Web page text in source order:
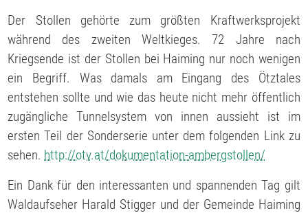
Der Stollen gehörte zum größten Kraftwerksprojekt
während des zweiten Weltkieges. 72 Jahre nach
Kriegsende ist der Stollen bei Haiming nur noch wenigen
ein Begriff. Was damals am Eingang des Ötztales
entstehen sollte und wie das heute nicht mehr öffentlich
zugängliche Tunnelsystem von innen aussieht ist im
ersten Teil der Sonderserie unter dem folgenden Link zu
sehen. http://otv.at/dokumentation-ambergstollen/
Ein Dank für den interessanten und spannenden Tag gilt
Waldaufseher Harald Stigger und der Gemeinde Haiming